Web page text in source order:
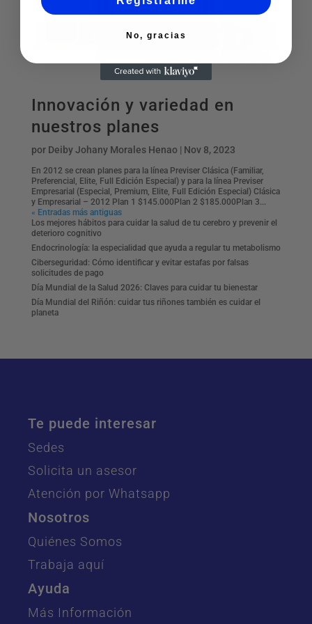
Innovación y variedad en
nuestros planes
por Deiby Johany Morales Henao | Nov 8, 2023
En 2012 se crean planes para la línea Previser Clásica (Familiar,
Preferencial, Elite, Full Edición Especial) y para la línea Previser
Empresarial (Especial, Premium, Elite, Full Edición Especial) Clásica
y Empresarial – 2012 Plan 1 $145.000Plan 2 $185.000Plan 3...
« Entradas más antiguas
Los mejores hábitos para cuidar la salud de tu cerebro y prevenir el
deterioro cognitivo
Endocrinología: la especialidad que ayuda a regular tu metabolismo
Ciberseguridad: Cómo identificar y evitar estafas por falsas
solicitudes de pago
Día Mundial de la Salud 2026: Claves para cuidar tu bienestar
Día Mundial del Riñón: cuidar tus riñones también es cuidar el
planeta
Te puede interesar
Sedes
Solicita un asesor
Atención por Whatsapp
Nosotros
Quiénes Somos
Trabaja aquí
Ayuda
Más Información
No, gracias